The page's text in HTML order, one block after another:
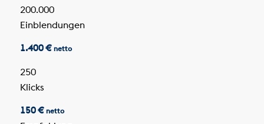
200.000
Einblendungen
1.400 € netto
250
Klicks
150 € netto